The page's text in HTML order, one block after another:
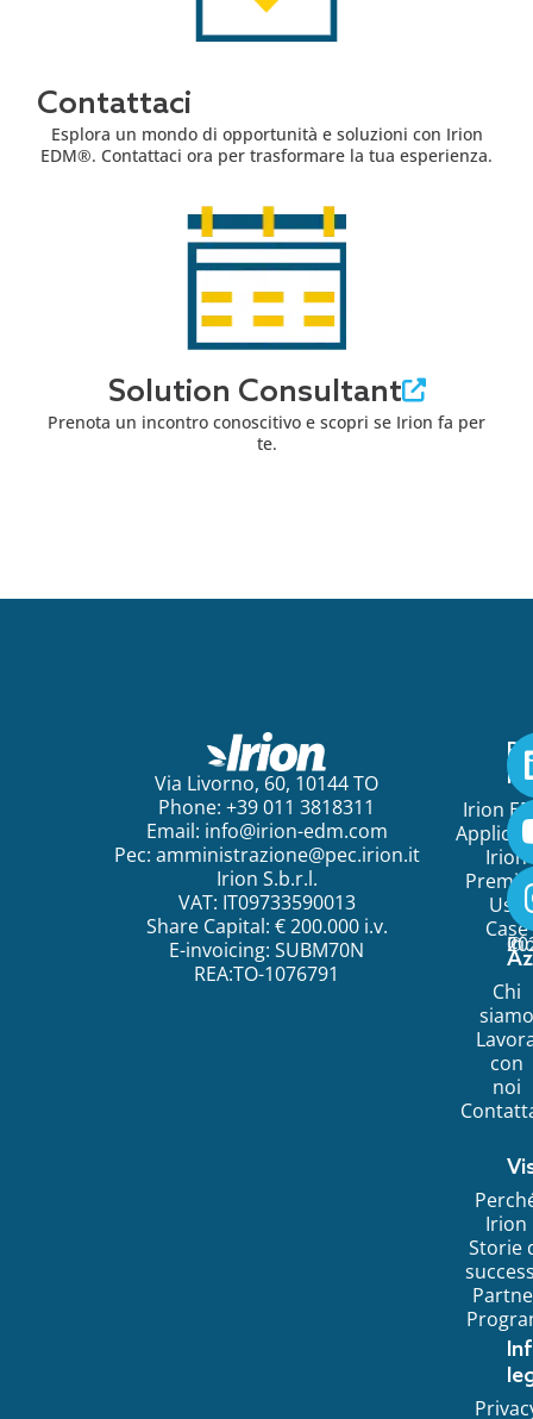
Contattaci
Esplora un mondo di opportunità e soluzioni con Irion
EDM®. Contattaci ora per trasformare la tua esperienza.
Solution Consultant
Prenota un incontro conoscitivo e scopri se Irion fa per
te.
Via Livorno, 60, 10144 TO
Phone: +39 011 3818311
Email: info@irion-edm.com
Pec: amministrazione@pec.irion.it
Irion S.b.r.l.
VAT: IT09733590013
Share Capital: € 200.000 i.v.
E-invoicing: SUBM70N
REA:TO-1076791
Irion
Irion
Use
Case
Chi
siamo
con
noi
Irion
Storie
©